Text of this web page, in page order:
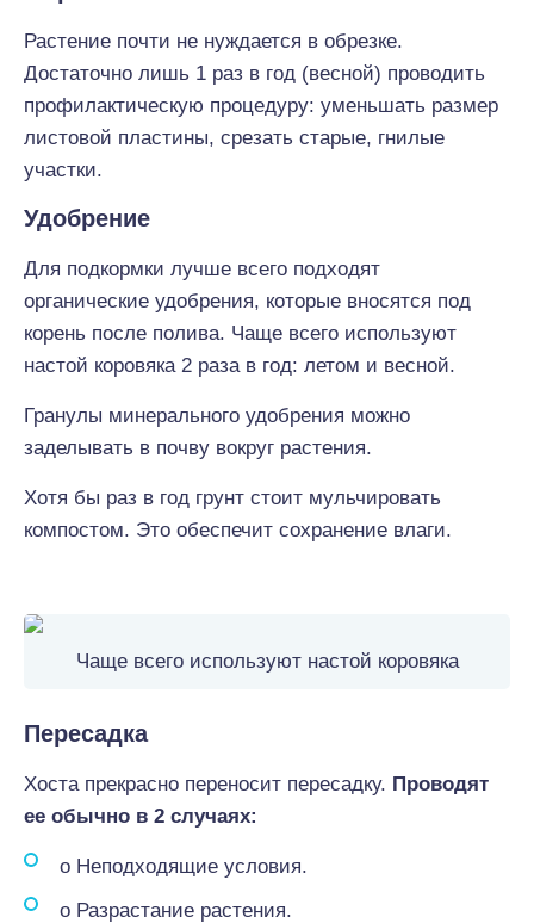
Растение почти не нуждается в обрезке.
Достаточно лишь 1 раз в год (весной) проводить
профилактическую процедуру: уменьшать размер
листовой пластины, срезать старые, гнилые
участки.
Удобрение
Для подкормки лучше всего подходят
органические удобрения, которые вносятся под
корень после полива. Чаще всего используют
настой коровяка 2 раза в год: летом и весной.
Гранулы минерального удобрения можно
заделывать в почву вокруг растения.
Хотя бы раз в год грунт стоит мульчировать
компостом. Это обеспечит сохранение влаги.
Чаще всего используют настой коровяка
Пересадка
Хоста прекрасно переносит пересадку. Проводят
ее обычно в 2 случаях:
o Неподходящие условия.
o Разрастание растения.